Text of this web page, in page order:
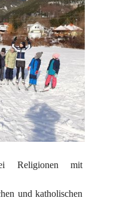
Religionen mit
und katholischen